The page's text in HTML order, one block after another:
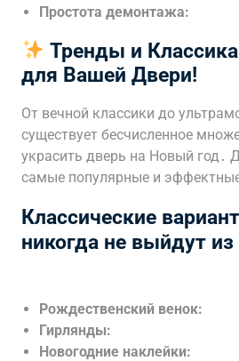
Простота демонтажа:
Тренды и
для Вашей Двери!
От вечной классики до
существует бесчисленное
украсить дверь на Новый год․
самые популярные и эффектные
Классические
никогда не выйдут
Рождественский венок:
Гирлянды:
Новогодние наклейки: